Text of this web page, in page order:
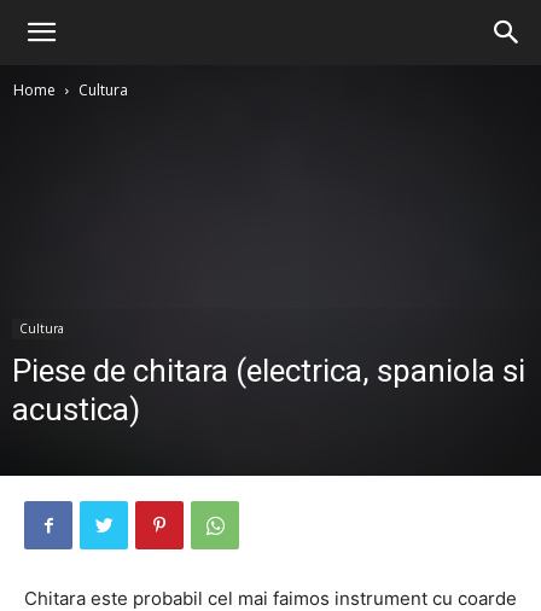
Home Cultura
Cultura
Piese de chitara (electrica, spaniola si
acustica)
Chitara este probabil cel mai faimos instrument cu coarde